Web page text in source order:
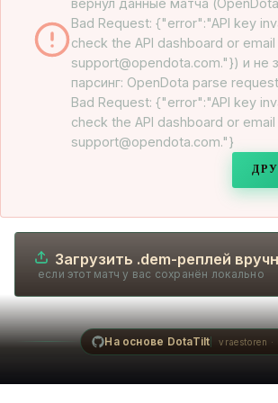
вернул данные матча
Bad Request: {"error":"API key
check the API dashboard or email
support@opendota.com."}) и не
парсинг: OpenDota parse
Bad Request: {"error":"API key
check the API dashboard or email
support@opendota.com."}
Загрузить .dem-реплей
если этот матч у вас сохранён локально
На основе DotaTilt vraestoren ·